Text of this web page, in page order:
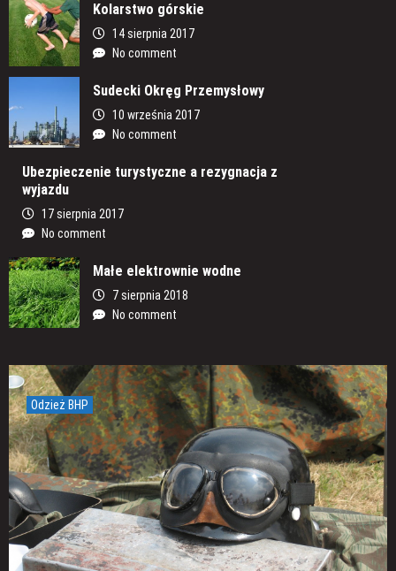
Kolarstwo górskie
14 sierpnia 2017
No comment
Sudecki Okręg Przemysłowy
10 września 2017
No comment
Ubezpieczenie turystyczne a rezygnacja z
wyjazdu
17 sierpnia 2017
No comment
Małe elektrownie wodne
7 sierpnia 2018
No comment
Odzież BHP